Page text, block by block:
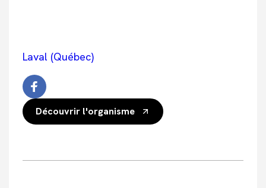
Laval (Québec)
Découvrir l'organisme